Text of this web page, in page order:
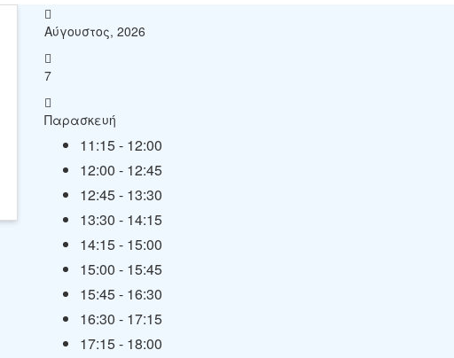
Αύγουστος, 2026
7
Παρασκευή
11:15- 12:00
12:00 - 12:45
12:45- 13:30
13:30 - 14:15
14:15- 15:00
15:00 - 15:45
15:45- 16:30
16:30 - 17:15
17:15- 18:00